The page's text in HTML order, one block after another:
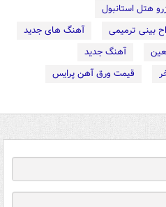
هتل استانبول
بینی ترمیمی
آهنگ های جدید
آهنگ جدید
قیمت ورق آهن پرایس